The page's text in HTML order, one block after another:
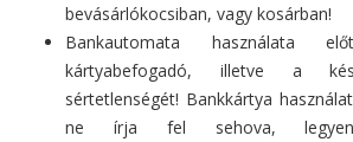
bevásárlókocsiban, vagy kosárban!
Bankautomata használata
kártyabefogadó, illetve a
sértetlenségét! Bankkártya
ne írja fel sehova,